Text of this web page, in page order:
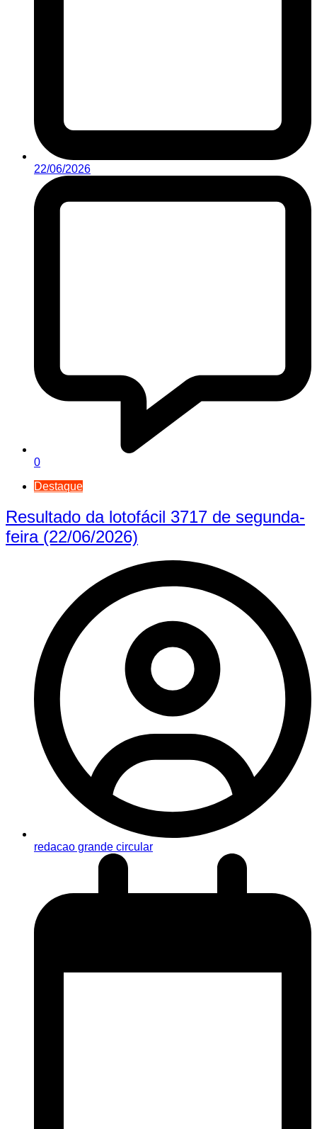
22/06/2026
0
Destaque
Resultado da lotofácil 3717 de segunda-
feira (22/06/2026)
redacao grande circular